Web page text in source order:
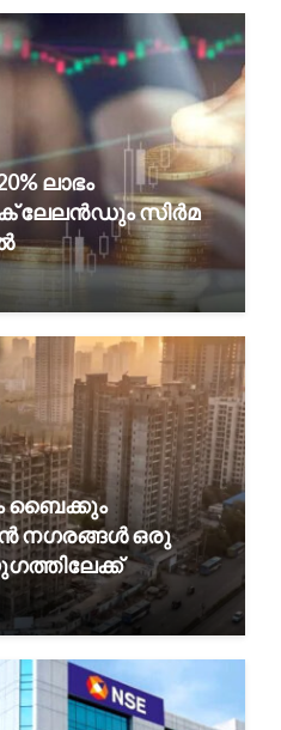
ലാഭം
ലേലൻഡും സിർമ
ബൈക്കും
നഗരങ്ങൾ ഒരു